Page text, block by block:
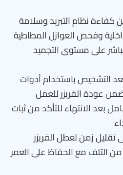
نظام التبريد وسلامة
وفحص العوازل المطاطية
على مستوى التجميد
التشخيص باستخدام أدوات
عودة الفريزر للعمل
بعد الانتهاء للتأكد من ثبات
زمن تعطل الفريزر
التلف مع الحفاظ على العمر